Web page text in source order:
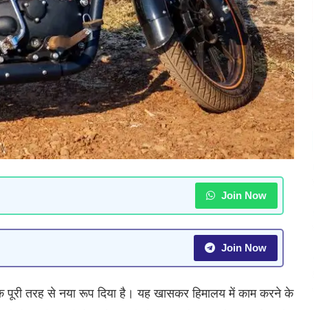
Join Now
Join Now
पूरी तरह से नया रूप दिया है। यह खासकर हिमालय में काम करने के